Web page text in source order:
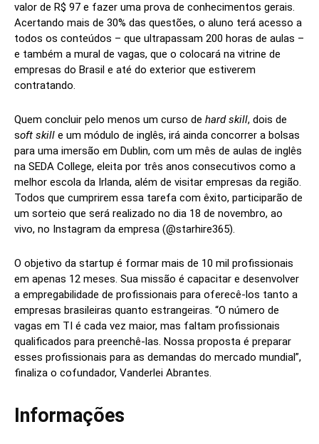
valor de R$ 97 e fazer uma prova de conhecimentos gerais.
Acertando mais de 30% das questões, o aluno terá acesso a
todos os conteúdos – que ultrapassam 200 horas de aulas –
e também a mural de vagas, que o colocará na vitrine de
empresas do Brasil e até do exterior que estiverem
contratando.
Quem concluir pelo menos um curso de hard skill, dois de
soft skill e um módulo de inglês, irá ainda concorrer a bolsas
para uma imersão em Dublin, com um mês de aulas de inglês
na SEDA College, eleita por três anos consecutivos como a
melhor escola da Irlanda, além de visitar empresas da região.
Todos que cumprirem essa tarefa com êxito, participarão de
um sorteio que será realizado no dia 18 de novembro, ao
vivo, no Instagram da empresa (@starhire365).
O objetivo da startup é formar mais de 10 mil profissionais
em apenas 12 meses. Sua missão é capacitar e desenvolver
a empregabilidade de profissionais para oferecê-los tanto a
empresas brasileiras quanto estrangeiras. “O número de
vagas em TI é cada vez maior, mas faltam profissionais
qualificados para preenchê-las. Nossa proposta é preparar
esses profissionais para as demandas do mercado mundial”,
finaliza o cofundador, Vanderlei Abrantes.
Informações